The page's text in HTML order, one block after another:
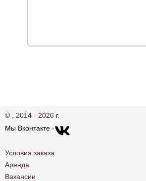
© , 2014 - 2026 г.
Мы Вконтакте -
Условия заказа
Аренда
Вакансии